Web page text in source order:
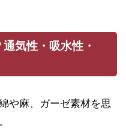
気性・吸水性・
や麻、ガーゼ素材を思